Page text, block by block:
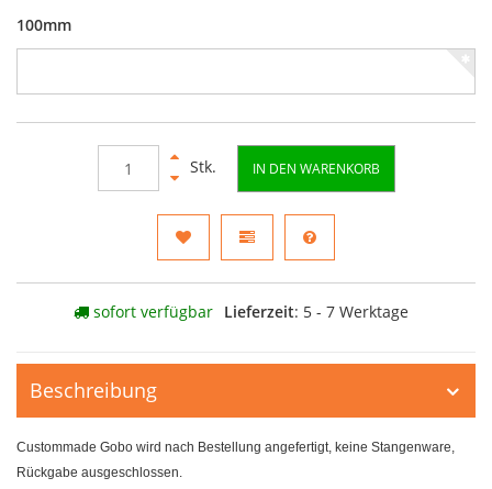
100mm
Stk. IN DEN WARENKORB
sofort verfügbar Lieferzeit: 5 - 7 Werktage
Beschreibung
Custommade Gobo wird nach Bestellung angefertigt, keine Stangenware,
Rückgabe ausgeschlossen.